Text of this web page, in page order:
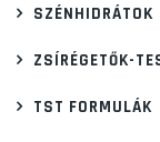
SZÉNHIDRÁTOK
ZSÍRÉGETŐK-
TST FORMULÁK